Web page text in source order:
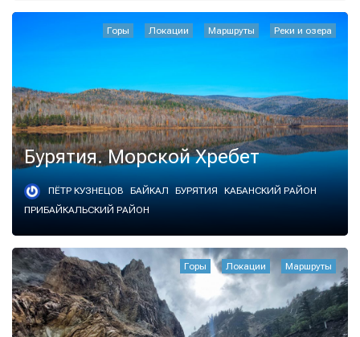
Горы Локации Маршруты Реки и озера
Бурятия. Морской Хребет
ПЁТР КУЗНЕЦОВ БАЙКАЛ БУРЯТИЯ
КАБАНСКИЙ РАЙОН
ПРИБАЙКАЛЬСКИЙ РАЙОН
Горы Локации Маршруты